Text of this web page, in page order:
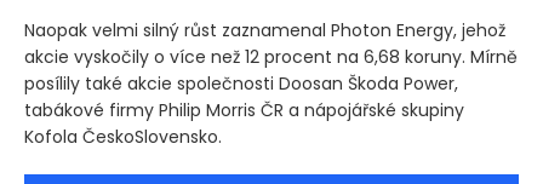
Naopak velmi silný růst zaznamenal Photon Energy, jehož
akcie vyskočily o více než 12 procent na 6,68 koruny. Mírně
posílily také akcie společnosti Doosan Škoda Power,
tabákové firmy Philip Morris ČR a nápojářské skupiny
Kofola ČeskoSlovensko.